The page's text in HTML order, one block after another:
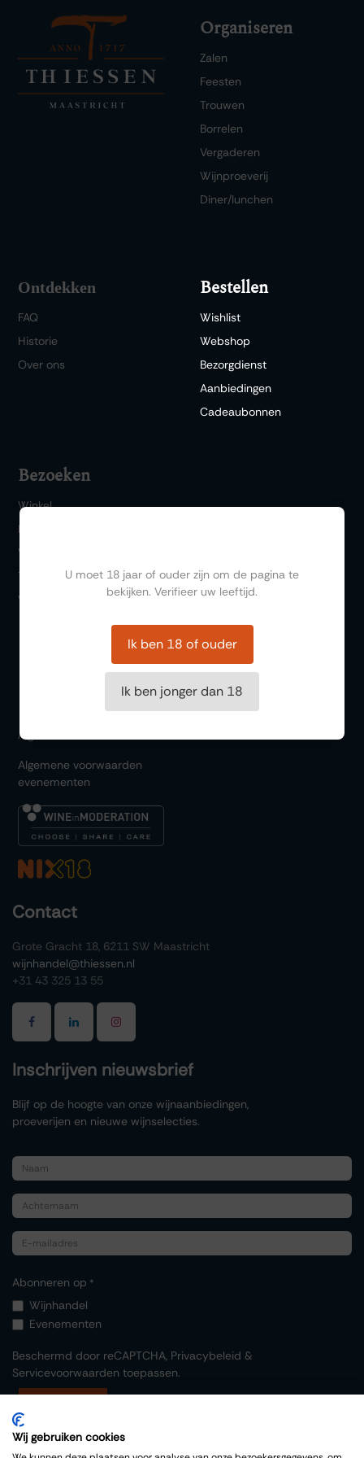
Organiseren
Zalen
Feesten
Trouwen
Borrelen
Vergaderen
Wijnproeverij
Diner/lunchen
Ontdekken
FAQ
Historie
Over ons
Bestellen
Wishlist
Webshop
Bezorgdienst
Aanbiedingen
Cadeaubonnen
Bezoeken
Winkel
Bar 1717
Wijn & Spijs
Thema events
Wijnproeverij
Algemene voorwaarden
Algemene voorwaarden
evenementen
Contact
Grote Gracht 18, 6211 SW Maastricht
wijnhandel@thiessen.nl
+31 43 325 13 55
Inschrijven nieuwsbrief
Blijf op de hoogte van onze wijnaanbiedingen,
proeverijen en nieuwe wijnselecties.
Abonneren op *
Wijnhandel
Evenementen
Beschermd door reCAPTCHA, Privacybeleid &
Servicevoorwaarden toepassen.
U moet 18 jaar of ouder zijn om de pagina te
bekijken. Verifieer uw leeftijd.
Ik ben 18 of ouder
Ik ben jonger dan 18
Wij gebruiken cookies